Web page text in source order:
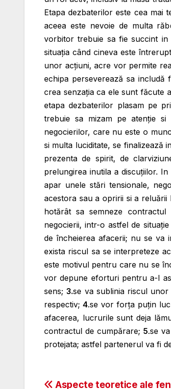
Etapa dezbaterilor este cea mai
aceea este nevoie de multa
vorbitor trebuie sa fie succint in
situația când cineva este
unor acțiuni, acre vor permite
echipa perseverează sa includă
crea senzația ca ele sunt făcute
etapa dezbaterilor plasam pe
trebuie sa mizam pe atenție si
negocierilor, care nu este o
si multa luciditate, se finalizează
prezenta de spirit, de
prelungirea inutila a discuțiilor.
apar unele stări tensionale,
acestora sau a opririi si a
hotărât sa semneze
negocierii, intr-o astfel de
de încheierea afacerii; nu se va
exista riscul sa se interpreteze
este motivul pentru care nu se
vor depune eforturi pentru a-l
sens; 3.se va sublinia riscul
respectiv; 4.se vor forța puțin
afacerea, lucrurile sunt deja
contractul de cumpărare; 5.se
protejata; astfel partenerul va fi
Aspecte teoretice ale